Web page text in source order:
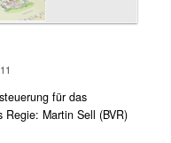
für das
Regie: Martin Sell (BVR)